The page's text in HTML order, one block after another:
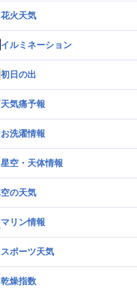
花火天気
イルミネーション
初日の出
天気痛予報
お洗濯情報
星空・天体情報
空の天気
マリン情報
スポーツ天気
乾燥指数